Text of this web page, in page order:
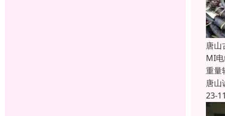
唐山
MI
重量
唐山
23-